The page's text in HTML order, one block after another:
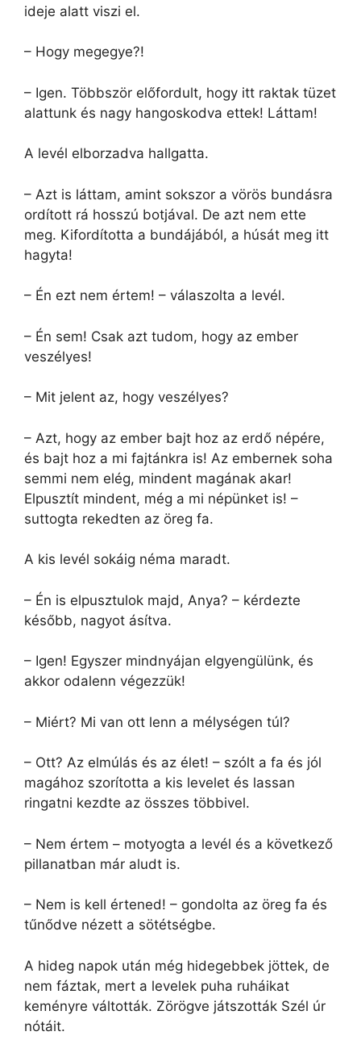
ideje alatt viszi el.
– Hogy megegye?!
– Igen. Többször előfordult, hogy itt raktak tüzet
alattunk és nagy hangoskodva ettek! Láttam!
A levél elborzadva hallgatta.
– Azt is láttam, amint sokszor a vörös bundásra
ordított rá hosszú botjával. De azt nem ette
meg. Kifordította a bundájából, a húsát meg itt
hagyta!
– Én ezt nem értem! – válaszolta a levél.
– Én sem! Csak azt tudom, hogy az ember
veszélyes!
– Mit jelent az, hogy veszélyes?
– Azt, hogy az ember bajt hoz az erdő népére,
és bajt hoz a mi fajtánkra is! Az embernek soha
semmi nem elég, mindent magának akar!
Elpusztít mindent, még a mi népünket is! –
suttogta rekedten az öreg fa.
A kis levél sokáig néma maradt.
– Én is elpusztulok majd, Anya? – kérdezte
később, nagyot ásítva.
– Igen! Egyszer mindnyájan elgyengülünk, és
akkor odalenn végezzük!
– Miért? Mi van ott lenn a mélységen túl?
– Ott? Az elmúlás és az élet! – szólt a fa és jól
magához szorította a kis levelet és lassan
ringatni kezdte az összes többivel.
– Nem értem – motyogta a levél és a következő
pillanatban már aludt is.
– Nem is kell értened! – gondolta az öreg fa és
tűnődve nézett a sötétségbe.
A hideg napok után még hidegebbek jöttek, de
nem fáztak, mert a levelek puha ruháikat
keményre váltották. Zörögve játszották Szél úr
nótáit.